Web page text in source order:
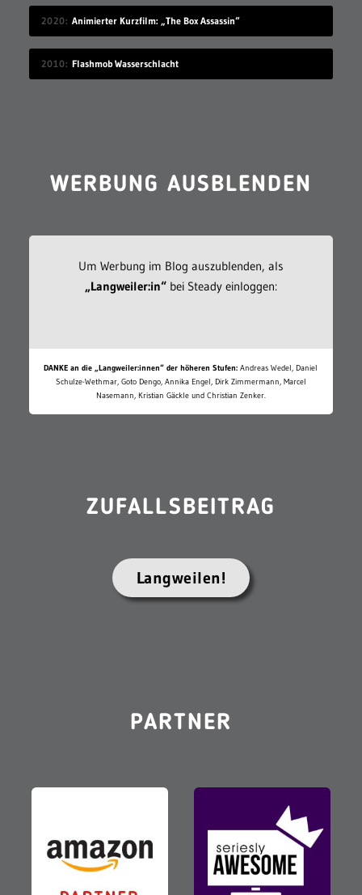
2020 Animierter Kurzfilm: „The Box Assassin“
2010 Flashmob Wasserschlacht
WERBUNG AUSBLENDEN
Um Werbung im Blog auszublenden, als
„Langweiler:in“bei Steady einloggen:
DANKE an die „Langweiler:innen“ der höheren Stufen: Andreas Wedel, Daniel
Schulze-Wethmar, Goto Dengo, Annika Engel, Dirk Zimmermann, Marcel
Nasemann, Kristian Gäckle und Christian Zenker.
ZUFALLSBEITRAG
Langweilen!
PARTNER